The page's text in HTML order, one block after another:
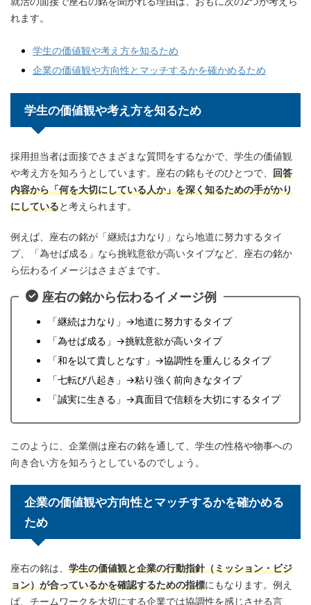
れます。
学生の価値観や考え方を知るため
企業の価値観や方向性とマッチするかを確かめるため
学生の価値観や考え方を知るため
採用担当者は面接でさまざまな質問をするなかで、学生の価値観
や考え方を知ろうとしています。座右の銘もそのひとつで、 回答
内容から「何を大切にしている人か」を深く知るための手がかり
にしていると考えられます。
例えば、座右の銘が「継続は力なり」なら地道に努力するタイ
プ、「為せば成る」なら挑戦意欲が高いタイプなど、座右の銘か
ら伝わるイメージはさまざまです。
座右の銘から伝わるイメージ例
「継続は力なり」→地道に努力するタイプ
「為せば成る」→挑戦意欲が高いタイプ
「和を以て貴しとなす」→協調性を重んじるタイプ
「七転び八起き」→粘り強く前向きなタイプ
「誠実に生きる」→真面目で信頼を大切にするタイプ
このように、企業側は座右の銘を通して、学生の性格や物事への
向き合い方を知ろうとしているのでしょう。
企業の価値観や方向性とマッチするかを確かめる
ため
座右の銘は、 学生の価値観と企業の行動指針（ミッション・ビジ
ョン）が合っているかを確認するための指標にもなります。例え
ば、チームワークを大切にする企業では協調性を感じさせる言